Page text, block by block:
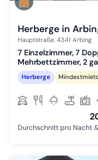
Herberge in
Hauptstraße, 4341 Arbing
7 Einzelzimmer, 7
Mehrbettzimmer, 2
Herberge
Durchschnitt pro Nacht